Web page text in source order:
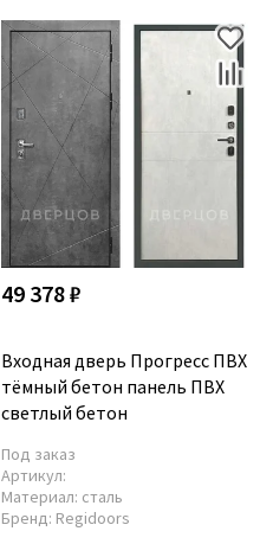
49 378 ₽
Входная дверь Прогресс ПВХ
тёмный бетон панель ПВХ
светлый бетон
Под заказ
Артикул:
Материал: сталь
Бренд: Regidoors